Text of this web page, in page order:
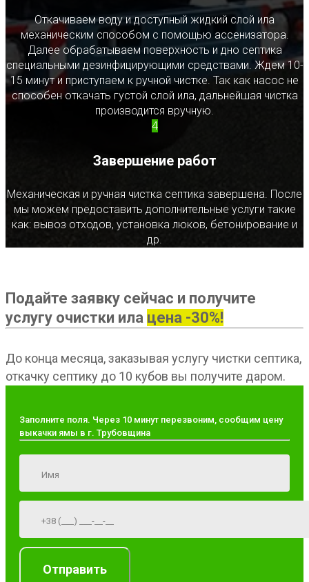
Откачиваем воду и доступный жидкий слой ила
механическим способом с помощью ассенизатора.
Далее обрабатываем поверхность и дно септика
специальными дезинфицирующими средствами. Ждем 10-
15 минут и приступаем к ручной чистке. Так как насос не
способен откачать густой слой ила, дальнейшая чистка
производится вручную.
4
Завершение работ
Механическая и ручная чистка септика завершена. После
мы можем предоставить дополнительные услуги такие
как: вывоз отходов, установка люков, бетонирование и
др.
Подайте заявку сейчас и получите
услугу очистки ила цена -30%!
До конца месяца, заказывая услугу чистки септика,
откачку септику до 10 кубов вы получите даром.
Заполните поля. Через 10 минут перезвоним, сообщим цену
выкачки ямы в г. Трубовщина